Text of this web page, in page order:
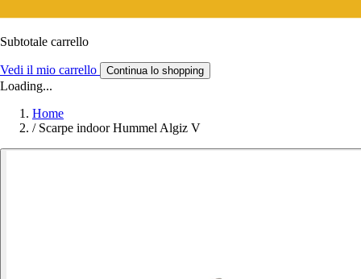
Subtotale carrello
Vedi il mio carrello Continua lo shopping
Loading...
Home
/ Scarpe indoor Hummel Algiz V